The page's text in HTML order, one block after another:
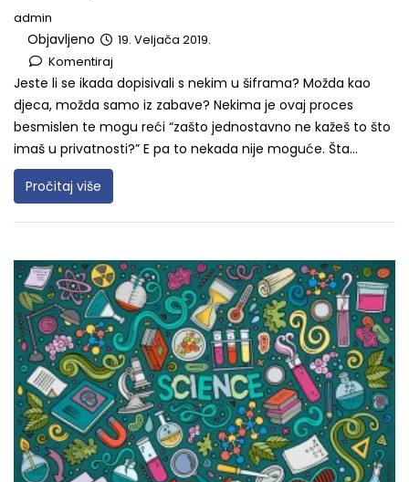
admin
Objavljeno
19. Veljača 2019.
Komentiraj
Jeste li se ikada dopisivali s nekim u šiframa? Možda kao
djeca, možda samo iz zabave? Nekima je ovaj proces
besmislen te mogu reći “zašto jednostavno ne kažeš to što
imaš u privatnosti?” E pa to nekada nije moguće. Šta...
Pročitaj više